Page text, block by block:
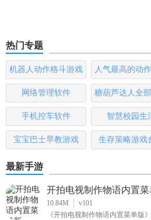
热门专题
机器人动作格斗游戏
大全
人气最高的动
排行榜
网络管理软件
糖葫芦达人全
版
手机控车软件 智慧校园生
宝宝巴士早教游戏 生存策略游戏
最新手游
开拍电视制作物语内置菜
10.84M
v101
《开拍电视制作物语内置菜单版